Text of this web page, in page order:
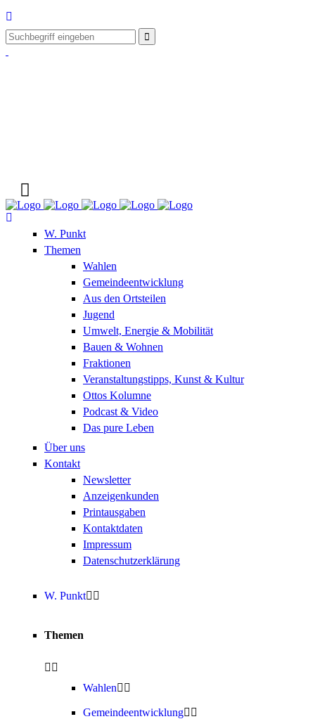
W. Punkt
Themen
Wahlen
Gemeindeentwicklung
Aus den Ortsteilen
Jugend
Umwelt, Energie & Mobilität
Bauen & Wohnen
Fraktionen
Veranstaltungstipps, Kunst & Kultur
Ottos Kolumne
Podcast & Video
Das pure Leben
Über uns
Kontakt
Newsletter
Anzeigenkunden
Printausgaben
Kontaktdaten
Impressum
Datenschutzerklärung
W. Punkt
Themen
Wahlen
Gemeindeentwicklung